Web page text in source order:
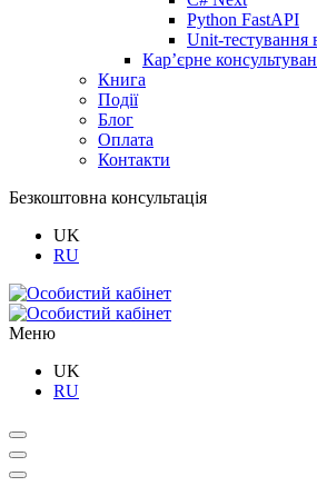
Python FastAPI
Unit-тестування
Кар’єрне
Книга
Події
Блог
Оплата
Контакти
Безкоштовна консультація
UK
RU
Меню
UK
RU